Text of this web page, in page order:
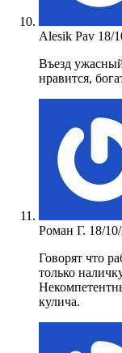
Alesik Pav 18/
Въезд
нравится,
Роман Г. 18/
Говорят что
только
кулича.